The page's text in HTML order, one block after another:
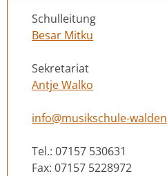
Schulleitung
Besar Mitku
Sekretariat
Antje Walko
info@musikschule-
Tel.: 07157 530631
Fax: 07157 5228972